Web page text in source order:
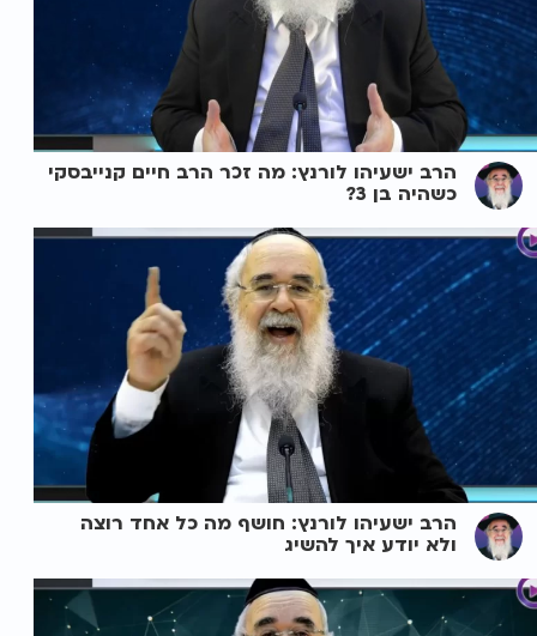
הרב ישעיהו לורנץ: מה זכר הרב חיים קנייבסקי
כשהיה בן 3?
הרב ישעיהו לורנץ: חושף מה כל אחד רוצה
ולא יודע איך להשיג